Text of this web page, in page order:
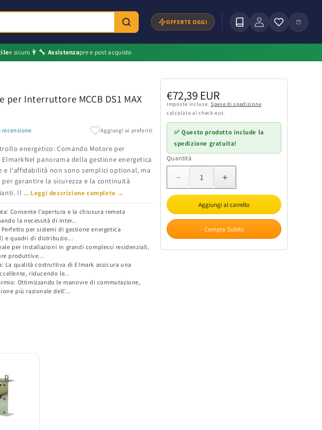
OFFERTE OGGI Accedi Carrello
e sicuro 👨‍🔧 Assistenzapre e post acquisto
per Interruttore MCCB DS1 MAX
recensione Aggiungi ai preferiti
energetico: Comando Motore per
panorama della gestione energetica
e l'affidabilità non sono semplici optional, ma
garantire la sicurezza e la continuità
Il ... Leggi descrizione completa →
Consente l'apertura e la chiusura remota
la necessità di inter...
Perfetto per sistemi di gestione energetica
e quadri di distribuzio...
per installazioni in grandi complessi residenziali,
produttive...
La qualità costruttiva di Elmark assicura una
riducendo le...
Ottimizzando le manovre di commutazione,
più razionale dell'...
Prezzo
di
listino
€72,39 EUR
Imposte incluse. Spese di spedizione
calcolate al check-out.
✅ Questo prodotto include la
spedizione gratuita!
Quantità
Quantità
Diminuisci
quantità
Comando
Motore
Aumenta
quantità
per
Comando
Motore
per
Aggiungi al carrello
Compra Subito